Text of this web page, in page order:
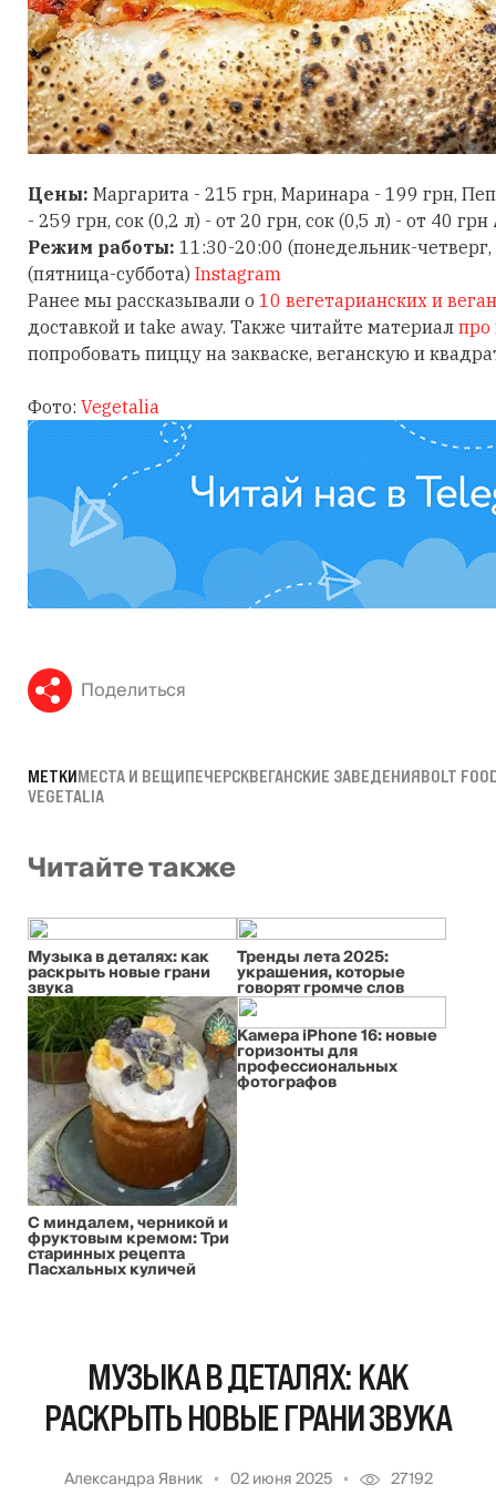
Цены: Маргарита - 215 грн, Маринара - 199 грн,
- 259 грн, сок (0,2 л) - от 20 грн, сок (0,5 л) - от 40 грн
Режим работы: 11:30-20:00 (понедельник-
(пятница-суббота) Instagram
Ранее мы рассказывали о 10 вегетарианских и
доставкой и take away. Также читайте материал про
попробовать пиццу на закваске, веганскую и
Фото: Vegetalia
Поделиться
МЕТКИМЕСТА И ВЕЩИПЕЧЕРСКВЕГАНСКИЕ ЗАВЕДЕНИЯBOLT
VEGETALIA
Читайте также
Музыка в деталях: как
раскрыть новые грани
звука
Тренды лета 2025:
украшения, которые
говорят громче слов
С миндалем, черникой и
фруктовым кремом: Три
старинных рецепта
Пасхальных куличей
Камера iPhone 16: новые
горизонты для
профессиональных
фотографов
МУЗЫКА В ДЕТАЛЯХ: КАК
РАСКРЫТЬ НОВЫЕ ГРАНИ ЗВУКА
Александра Явник 02 июня 2025 27192